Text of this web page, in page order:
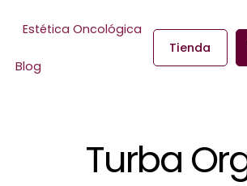
Estética Oncológica
Blog
Tienda
Turba